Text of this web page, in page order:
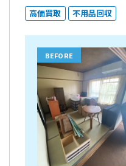
高価買取 不用品回収
BEFORE